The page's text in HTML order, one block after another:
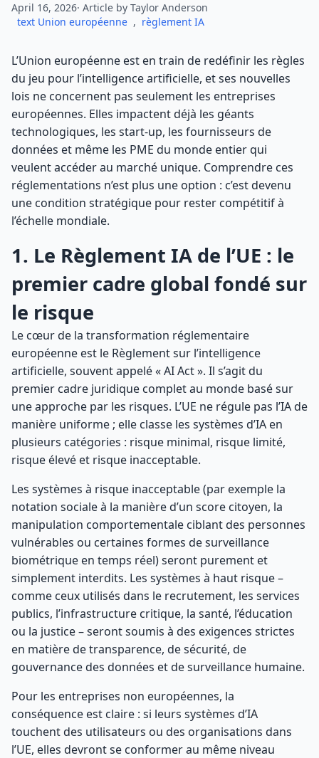
April 16, 2026· Article by Taylor Anderson
text Union européenne , règlement IA
L’Union européenne est en train de redéfinir les règles
du jeu pour l’intelligence artificielle, et ses nouvelles
lois ne concernent pas seulement les entreprises
européennes. Elles impactent déjà les géants
technologiques, les start-up, les fournisseurs de
données et même les PME du monde entier qui
veulent accéder au marché unique. Comprendre ces
réglementations n’est plus une option : c’est devenu
une condition stratégique pour rester compétitif à
l’échelle mondiale.
1. Le Règlement IA de l’UE : le
premier cadre global fondé sur
le risque
Le cœur de la transformation réglementaire
européenne est le Règlement sur l’intelligence
artificielle, souvent appelé « AI Act ». Il s’agit du
premier cadre juridique complet au monde basé sur
une approche par les risques. L’UE ne régule pas l’IA de
manière uniforme ; elle classe les systèmes d’IA en
plusieurs catégories : risque minimal, risque limité,
risque élevé et risque inacceptable.
Les systèmes à risque inacceptable (par exemple la
notation sociale à la manière d’un score citoyen, la
manipulation comportementale ciblant des personnes
vulnérables ou certaines formes de surveillance
biométrique en temps réel) seront purement et
simplement interdits. Les systèmes à haut risque –
comme ceux utilisés dans le recrutement, les services
publics, l’infrastructure critique, la santé, l’éducation
ou la justice – seront soumis à des exigences strictes
en matière de transparence, de sécurité, de
gouvernance des données et de surveillance humaine.
Pour les entreprises non européennes, la
conséquence est claire : si leurs systèmes d’IA
touchent des utilisateurs ou des organisations dans
l’UE, elles devront se conformer au même niveau